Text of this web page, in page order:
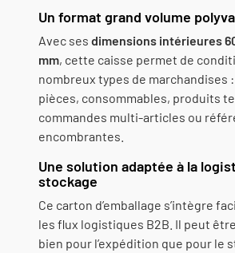
Un format grand volume
Avec ses dimensions intérieures
mm, cette caisse permet de
nombreux types de marchandises
pièces, consommables, produits
commandes multi-articles ou
encombrantes.
Une solution adaptée à la
stockage
Ce carton d’emballage s’intègre
les flux logistiques B2B. Il peut
bien pour l’expédition que pour le